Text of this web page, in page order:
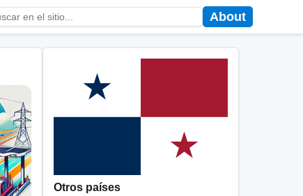
About
Otros países